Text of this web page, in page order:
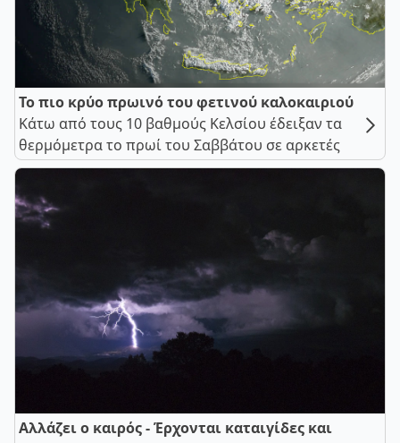
Το πιο κρύο πρωινό του φετινού καλοκαιριού
Κάτω από τους 10 βαθμούς Κελσίου έδειξαν τα
θερμόμετρα το πρωί του Σαββάτου σε αρκετές
Αλλάζει ο καιρός - Έρχονται καταιγίδες και